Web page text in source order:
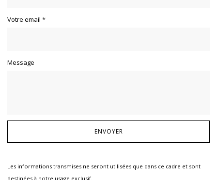
Votre email *
Message
Les informations transmises ne seront utilisées que dans ce cadre et sont
destinées à notre usage exclusif.